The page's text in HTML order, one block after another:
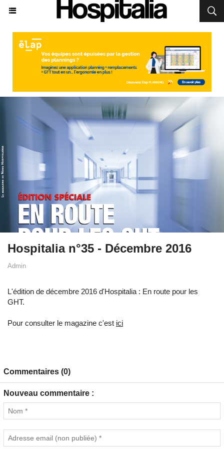
Hospitalia n°35 - Décembre 2016
Admin
L'édition de décembre 2016 d'Hospitalia : En route pour les
GHT.
Pour consulter le magazine c'est ici
Commentaires (0)
Nouveau commentaire :